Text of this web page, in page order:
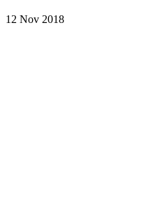
12 Nov 2018